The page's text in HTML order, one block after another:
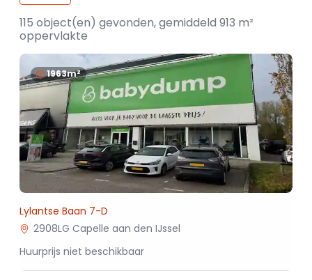
115 object(en) gevonden, gemiddeld 913 m²
oppervlakte
1963m²
Lylantse Baan 7-D
2908LG Capelle aan den IJssel
Huurprijs niet beschikbaar